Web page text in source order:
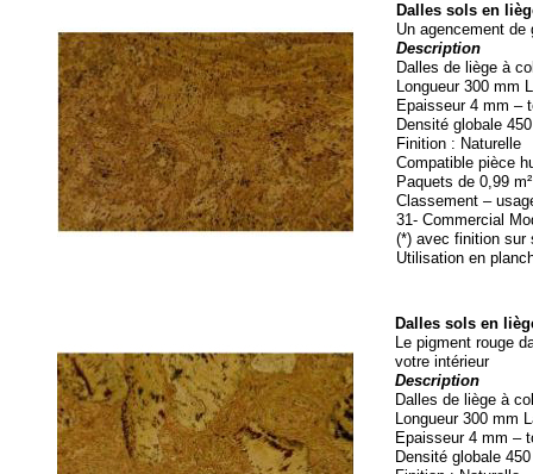
Dalles sols en
Un agencement
Description
Dalles de liège à
Longueur 300 mm
Epaisseur 4 mm –
Densité globale
Finition : Naturelle
Compatible pièce
Paquets de 0,99
Classement –
31- Commercial
(*) avec finition sur
Utilisation en
Dalles sols en
Le pigment rouge
votre intérieur
Description
Dalles de liège à
Longueur 300 mm
Epaisseur 4 mm –
Densité globale